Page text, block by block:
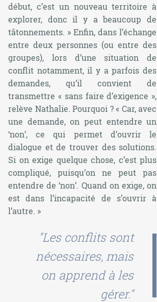
début, c’est un nouveau territoire à
explorer, donc il y a beaucoup de
tâtonnements. » Enfin, dans l’échange
entre deux personnes (ou entre des
groupes), lors d’une situation de
conflit notamment, il y a parfois des
demandes, qu’il convient de
transmettre « sans faire d’exigence »,
relève Nathalie. Pourquoi ? « Car, avec
une demande, on peut entendre un
‘non’, ce qui permet d’ouvrir le
dialogue et de trouver des solutions.
Si on exige quelque chose, c’est plus
compliqué, puisqu’on ne peut pas
entendre de ‘non’. Quand on exige, on
est dans l’incapacité de s’ouvrir à
l’autre. »
"Les conflits sont
nécessaires, mais
on apprend à les
gérer."